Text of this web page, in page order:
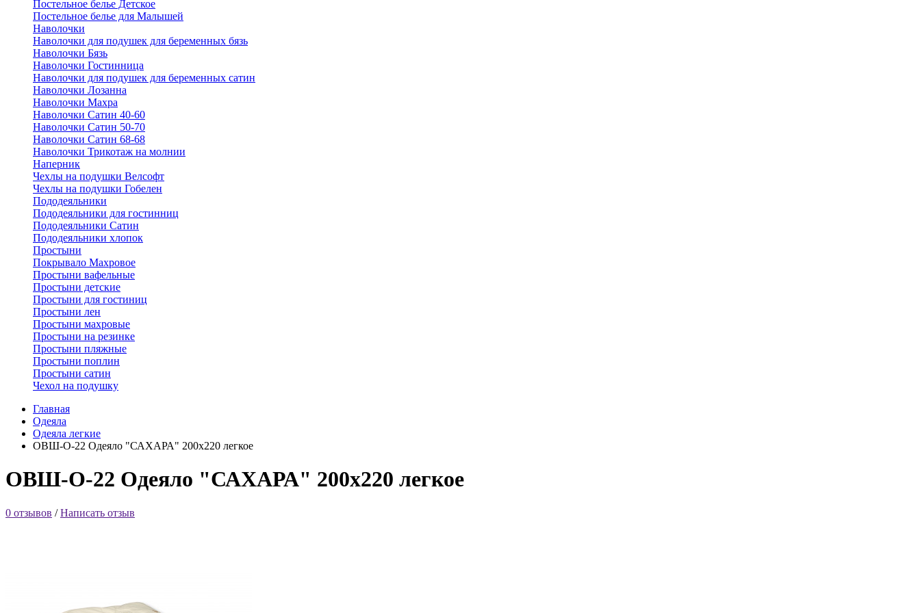
Постельное белье Детское
Постельное белье для Малышей
Наволочки
Наволочки для подушек для беременных бязь
Наволочки Бязь
Наволочки Гостинница
Наволочки для подушек для беременных сатин
Наволочки Лозанна
Наволочки Махра
Наволочки Сатин 40-60
Наволочки Сатин 50-70
Наволочки Сатин 68-68
Наволочки Трикотаж на молнии
Наперник
Чехлы на подушки Велсофт
Чехлы на подушки Гобелен
Пододеяльники
Пододеяльники для гостинниц
Пододеяльники Сатин
Пододеяльники хлопок
Простыни
Покрывало Махровое
Простыни вафельные
Простыни детские
Простыни для гостиниц
Простыни лен
Простыни махровые
Простыни на резинке
Простыни пляжные
Простыни поплин
Простыни сатин
Чехол на подушку
Главная
Одеяла
Одеяла легкие
ОВШ-О-22 Одеяло "САХАРА" 200х220 легкое
ОВШ-О-22 Одеяло "САХАРА" 200х220 легкое
0 отзывов /Написать отзыв